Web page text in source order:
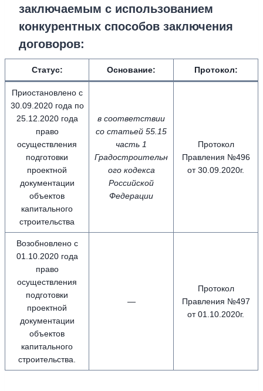
заключаемым с использованием
конкурентных способов заключения
договоров:
Статус: Основание: Протокол:
Приостановлено с
30.09.2020 года по
25.12.2020 года
право
осуществления
подготовки
проектной
документации
объектов
капитального
строительства
в соответствии
со статьей 55.15
часть 1
Градостроительн
ого кодекса
Российской
Федерации
Протокол
Правления №496
от 30.09.2020г.
Возобновлено с
01.10.2020 года
право
осуществления
подготовки
проектной
документации
объектов
капитального
строительства.
—
Протокол
Правления №497
от 01.10.2020г.